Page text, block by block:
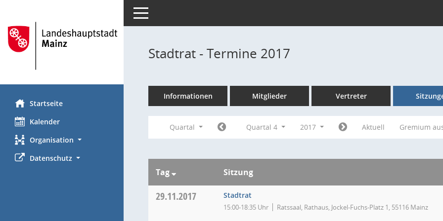
Startseite
Kalender
Organisation
Datenschutz
Toggle navigation
Stadtrat - Termine 2017
Informationen Mitglieder Vertreter
Quartal Quartal 4 2017 Aktuell Gremium
Tag Sitzung
29.11.2017 Stadtrat
15:00-18:35 Uhr Ratssaal, Rathaus, Jockel-Fuchs-Platz 1, 55116 Mainz